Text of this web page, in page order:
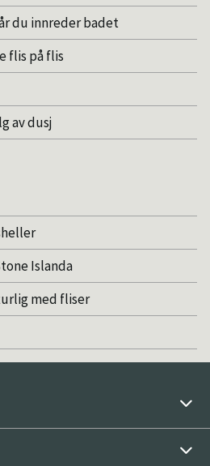
du innreder badet
flis på flis
av dusj
Islanda
med fliser